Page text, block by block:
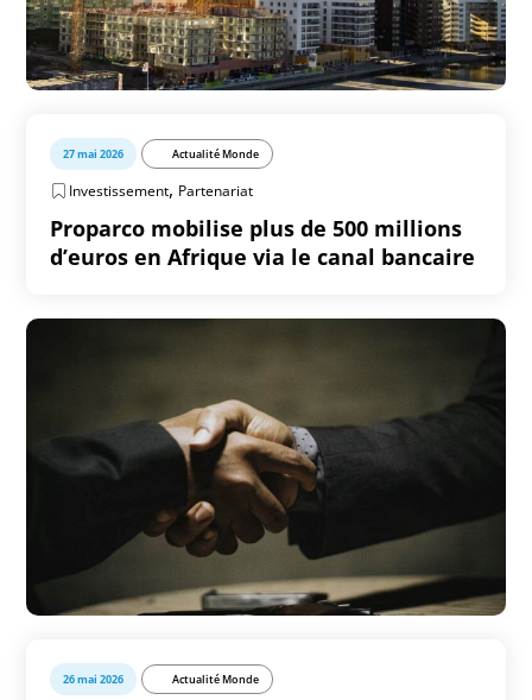
27 mai 2026 Actualité Monde
Investissement, Partenariat
Proparco mobilise plus de 500 millions
d’euros en Afrique via le canal bancaire
26 mai 2026 Actualité Monde